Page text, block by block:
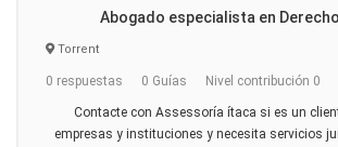
Abogado especialista en
Torrent
0 respuestas 0 Guías Nivel contribución 0
Contacte con Assessoría ítaca si es un
empresas y instituciones y necesita servicios